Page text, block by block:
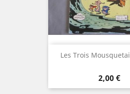
Les Trois
Prix
2,00 €